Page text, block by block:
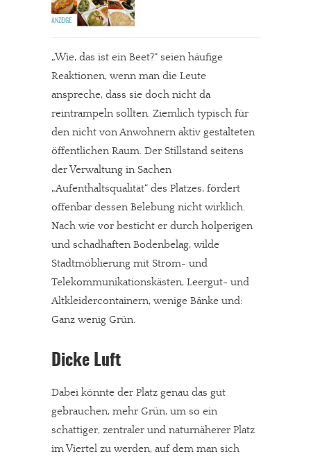
„Wie, das ist ein Beet?“ seien häufige
Reaktionen, wenn man die Leute
anspreche, dass sie doch nicht da
reintrampeln sollten. Ziemlich typisch für
den nicht von Anwohnern aktiv gestalteten
öffentlichen Raum. Der Stillstand seitens
der Verwaltung in Sachen
„Aufenthaltsqualität“ des Platzes, fördert
offenbar dessen Belebung nicht wirklich.
Nach wie vor besticht er durch holperigen
und schadhaften Bodenbelag, wilde
Stadtmöblierung mit Strom- und
Telekommunikationskästen, Leergut- und
Altkleidercontainern, wenige Bänke und:
Ganz wenig Grün.
Dicke Luft
Dabei könnte der Platz genau das gut
gebrauchen, mehr Grün, um so ein
schattiger, zentraler und naturnäherer Platz
im Viertel zu werden, auf dem man sich